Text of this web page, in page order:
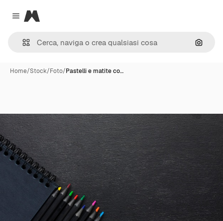
Close menu
Magnific
Cerca
Home/Stock/Foto/Pastelli e matite co…